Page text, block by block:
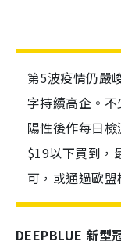
第5波疫情仍嚴
字持續高企。
陽性後作每日
$19以下買到，
可，或通過歐
DEEPBLUE 新型